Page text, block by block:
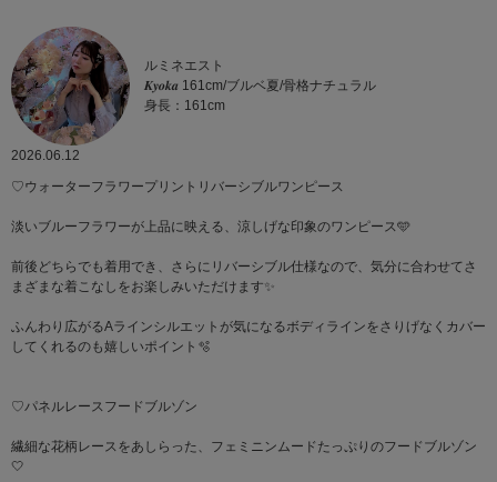
ルミネエスト
𝑲𝒚𝒐𝒌𝒂 161cm/ブルベ夏/骨格ナチュラル
身長：161cm
2026.06.12
♡ウォーターフラワープリントリバーシブルワンピース
淡いブルーフラワーが上品に映える、涼しげな印象のワンピース🩵
前後どちらでも着用でき、さらにリバーシブル仕様なので、気分に合わせてさ
まざまな着こなしをお楽しみいただけます✨
ふんわり広がるAラインシルエットが気になるボディラインをさりげなくカバー
してくれるのも嬉しいポイント🫧
♡パネルレースフードブルゾン
繊細な花柄レースをあしらった、フェミニンムードたっぷりのフードブルゾン
🤍